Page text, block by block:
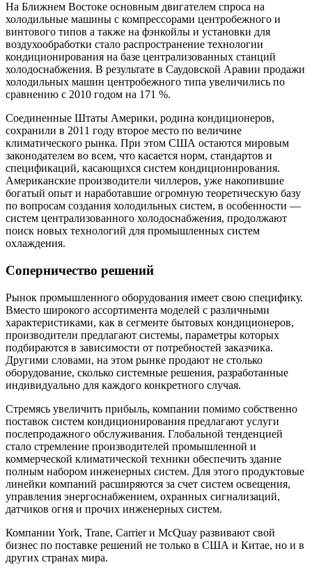
На Ближнем Востоке основным двигателем спроса на
холодильные машины с компрессорами центробежного и
винтового типов а также на фэнкойлы и установки для
воздухообработки стало распространение технологии
кондиционирования на базе централизованных станций
холодоснабжения. В результате в Саудовской Аравии продажи
холодильных машин центробежного типа увеличились по
сравнению с 2010 годом на 171 %.
Соединенные Штаты Америки, родина кондиционеров,
сохранили в 2011 году второе место по величине
климатического рынка. При этом США остаются мировым
законодателем во всем, что касается норм, стандартов и
спецификаций, касающихся систем кондиционирования.
Американские производители чиллеров, уже накопившие
богатый опыт и наработавшие огромную теоретическую базу
по вопросам создания холодильных систем, в особенности —
систем централизованного холодоснабжения, продолжают
поиск новых технологий для промышленных систем
охлаждения.
Соперничество решений
Рынок промышленного оборудования имеет свою специфику.
Вместо широкого ассортимента моделей с различными
характеристиками, как в сегменте бытовых кондиционеров,
производители предлагают системы, параметры которых
подбираются в зависимости от потребностей заказчика.
Другими словами, на этом рынке продают не столько
оборудование, сколько системные решения, разработанные
индивидуально для каждого конкретного случая.
Стремясь увеличить прибыль, компании помимо собственно
поставок систем кондиционирования предлагают услуги
послепродажного обслуживания. Глобальной тенденцией
стало стремление производителей промышленной и
коммерческой климатической техники обеспечить здание
полным набором инженерных систем. Для этого продуктовые
линейки компаний расширяются за счет систем освещения,
управления энергоснабжением, охранных сигнализаций,
датчиков огня и прочих инженерных систем.
Компании York, Trane, Carrier и McQuay развивают свой
бизнес по поставке решений не только в США и Китае, но и в
других странах мира.